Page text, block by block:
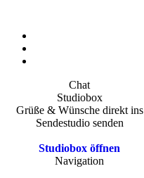
Chat
Studiobox
Grüße & Wünsche direkt ins
Sendestudio senden
Studiobox öffnen
Navigation